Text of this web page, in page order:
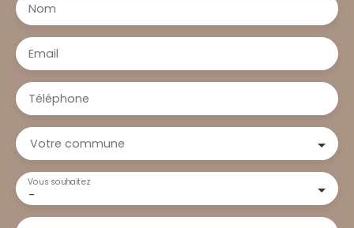
Nom
Email
Téléphone
Votre commune
-
Vous souhaitez